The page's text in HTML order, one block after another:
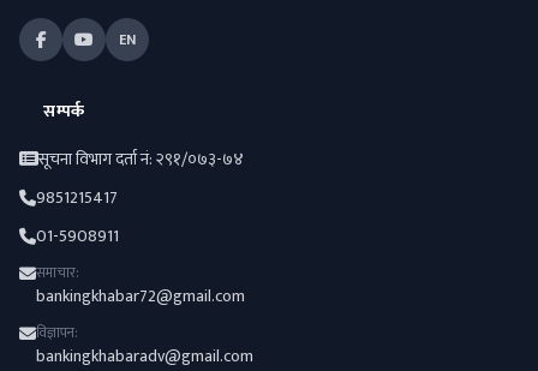
EN
सम्पर्क
सूचना विभाग दर्ता नं: २९१/०७३-७४
9851215417
01-5908911
समाचार:
bankingkhabar72@gmail.com
विज्ञापन:
bankingkhabaradv@gmail.com